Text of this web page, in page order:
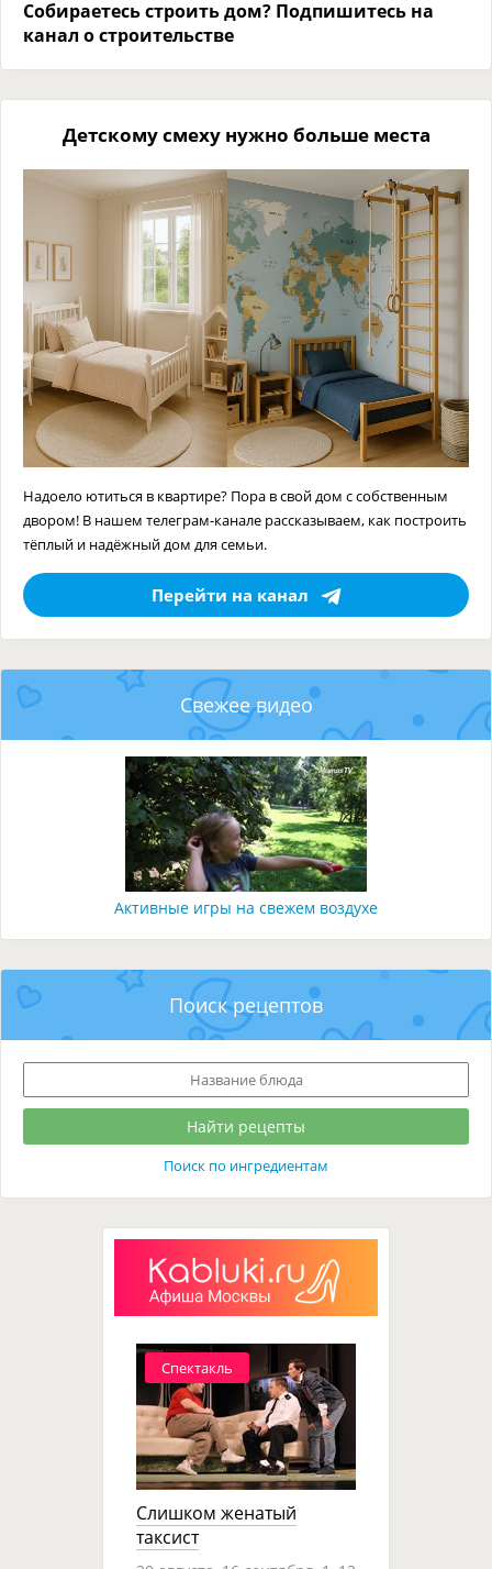
Собираетесь строить дом? Подпишитесь на
канал о строительстве
Детскому смеху нужно больше места
Надоело ютиться в квартире? Пора в свой дом с собственным
двором! В нашем телеграм-канале рассказываем, как построить
тёплый и надёжный дом для семьи.
Перейти на канал
Свежее видео
Активные игры на свежем воздухе
Поиск рецептов
Поиск по ингредиентам
Спектакль
Слишком женатый
таксист